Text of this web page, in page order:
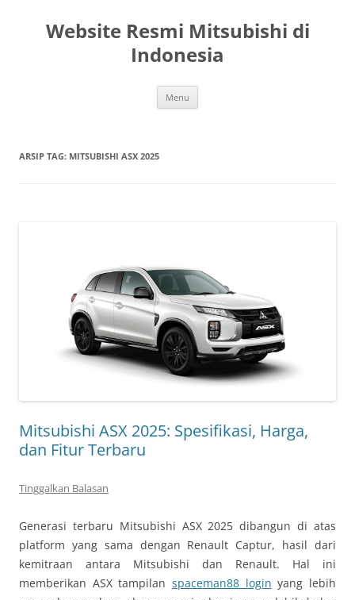
Website Resmi Mitsubishi di
Indonesia
Menu
ARSIP TAG: MITSUBISHI ASX 2025
Mitsubishi ASX 2025: Spesifikasi, Harga,
dan Fitur Terbaru
Tinggalkan Balasan
Generasi terbaru Mitsubishi ASX 2025 dibangun di atas
platform yang sama dengan Renault Captur, hasil dari
kemitraan antara Mitsubishi dan Renault. Hal ini
memberikan ASX tampilan spaceman88 login yang lebih